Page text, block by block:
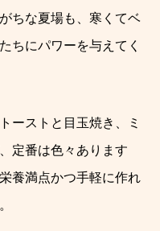
ちな夏場も、寒くてベ
ちにパワーを与えてく
ーストと目玉焼き、ミ
定番は色々あります
栄養満点かつ手軽に作れ